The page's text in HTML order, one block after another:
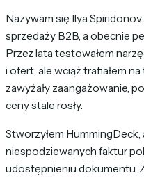
Nazywam się Ilya
sprzedaży B2B, a obecnie
Przez lata testowałem
i ofert, ale wciąż trafiałem
zawyżały zaangażowanie,
ceny stale rosły.
Stworzyłem HummingDeck,
niespodziewanych faktur
udostępnieniu dokumentu.